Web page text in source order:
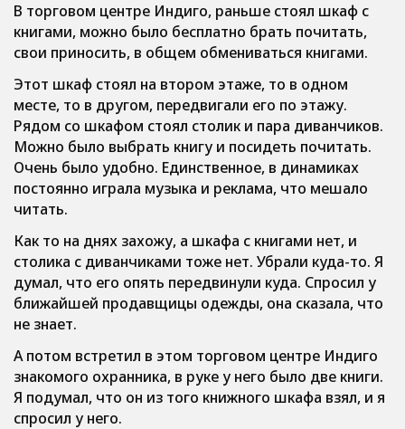
В торговом центре Индиго, раньше стоял шкаф с
книгами, можно было бесплатно брать почитать,
свои приносить, в общем обмениваться книгами.
Этот шкаф стоял на втором этаже, то в одном
месте, то в другом, передвигали его по этажу.
Рядом со шкафом стоял столик и пара диванчиков.
Можно было выбрать книгу и посидеть почитать.
Очень было удобно. Единственное, в динамиках
постоянно играла музыка и реклама, что мешало
читать.
Как то на днях захожу, а шкафа с книгами нет, и
столика с диванчиками тоже нет. Убрали куда-то. Я
думал, что его опять передвинули куда. Спросил у
ближайшей продавщицы одежды, она сказала, что
не знает.
А потом встретил в этом торговом центре Индиго
знакомого охранника, в руке у него было две книги.
Я подумал, что он из того книжного шкафа взял, и я
спросил у него.